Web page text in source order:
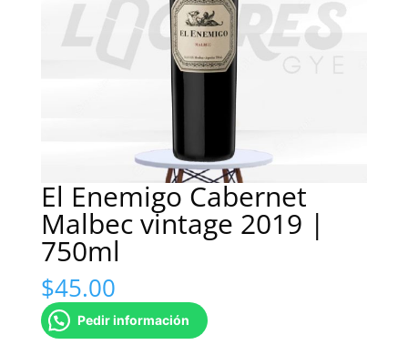
El Enemigo Cabernet
Malbec vintage 2019 |
750ml
$45.00
Pedir información